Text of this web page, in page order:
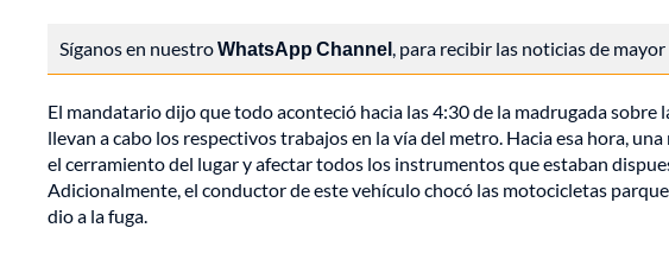
Síganos en nuestroWhatsApp Channel, para recibir las noticias de
El mandatario dijo que todo aconteció hacia las 4:30 de la madrugada sobre
llevan a cabo los respectivos trabajos en la vía del metro. Hacia esa hora,
el cerramiento del lugar y afectar todos los instrumentos que estaban
Adicionalmente, el conductor de este vehículo chocó las motocicletas
dio a la fuga.